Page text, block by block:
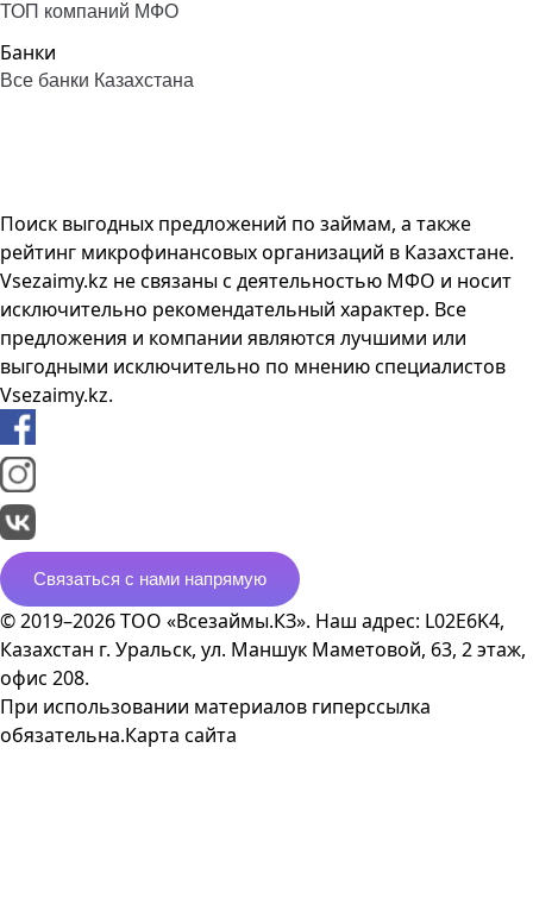
ТОП компаний МФО
Банки
Все банки Казахстана
Поиск выгодных предложений по займам, а также
рейтинг микрофинансовых организаций в Казахстане.
Vsezaimy.kz не связаны с деятельностью МФО и носит
исключительно рекомендательный характер. Все
предложения и компании являются лучшими или
выгодными исключительно по мнению специалистов
Vsezaimy.kz.
Связаться с нами напрямую
© 2019–2026 ТОО «Всезаймы.КЗ». Наш адрес: L02E6K4,
Казахстан г. Уральск, ул. Маншук Маметовой, 63, 2 этаж,
офис 208.
При использовании материалов гиперссылка
обязательна.Карта сайта